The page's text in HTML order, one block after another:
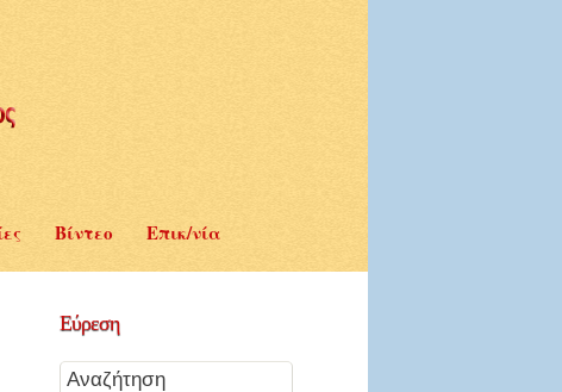
Βίντεο Επικ/νία
Εύρεση